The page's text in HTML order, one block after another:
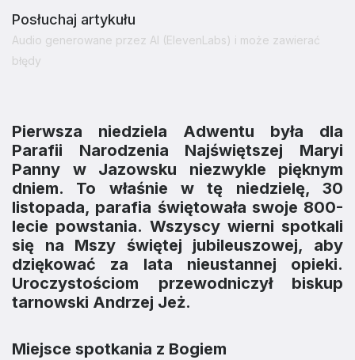
Posłuchaj artykułu
Audio generowane przez AI (ElevenLabs) i może zawierać
błędy
Pierwsza niedziela Adwentu była dla
Parafii Narodzenia Najświętszej Maryi
Panny w Jazowsku niezwykle pięknym
dniem. To właśnie w tę niedzielę, 30
listopada, parafia świętowała swoje 800-
lecie powstania. Wszyscy wierni spotkali
się na Mszy świętej jubileuszowej, aby
dziękować za lata nieustannej opieki.
Uroczystościom przewodniczył biskup
tarnowski Andrzej Jeż.
Miejsce spotkania z Bogiem